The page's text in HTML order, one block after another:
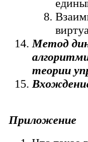
Метод
теории
Приложение